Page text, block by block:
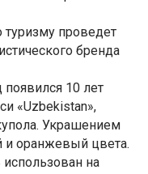
туризму проведет
бренда
10 лет
«Uzbekistan»,
Украшением
и оранжевый цвета.
на